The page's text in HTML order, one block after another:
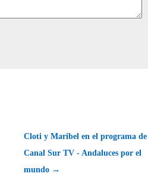
Cloti y Maribel en el programa de
Canal Sur TV - Andaluces por el
mundo →